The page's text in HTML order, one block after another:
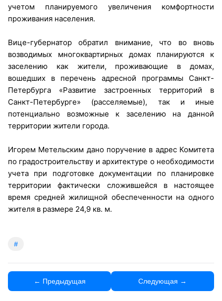
учетом планируемого увеличения комфортности
проживания населения.
Вице-губернатор обратил внимание, что во вновь
возводимых многоквартирных домах планируются к
заселению как жители, проживающие в домах,
вошедших в перечень адресной программы Санкт-
Петербурга «Развитие застроенных территорий в
Санкт-Петербурге» (расселяемые), так и иные
потенциально возможные к заселению на данной
территории жители города.
Игорем Метельским дано поручение в адрес Комитета
по градостроительству и архитектуре о необходимости
учета при подготовке документации по планировке
территории фактически сложившейся в настоящее
время средней жилищной обеспеченности на одного
жителя в размере 24,9 кв. м.
#
← Предыдущая Следующая →